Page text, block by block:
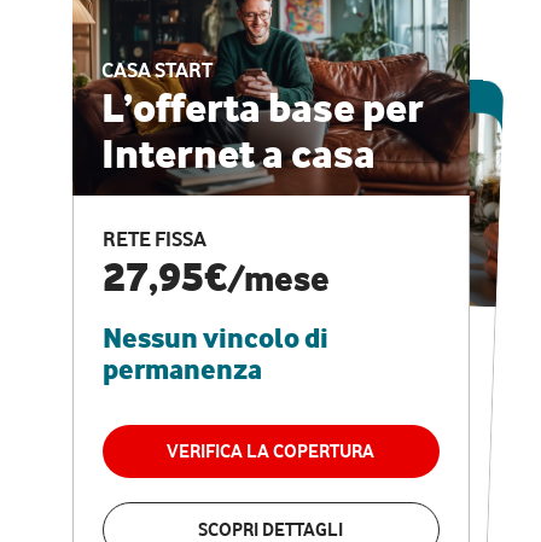
CASA START
L’offerta base per
Internet a casa
RETE FISSA
27,95€/mese
Nessun vincolo di
permanenza
VERIFICA LA COPERTURA
SCOPRI DETTAGLI
ESCLUSIVA ONLINE
CASA PRO
Internet veloce e
vantaggi speciali
RETE FISSA + VODAFONE CLUB
29,95€
permanenza
VERIFICA LA COPERTURA